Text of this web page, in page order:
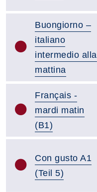
Buongiorno –
italiano
intermedio alla
mattina
Français -
mardi matin
(B1)
Con gusto A1
(Teil 5)